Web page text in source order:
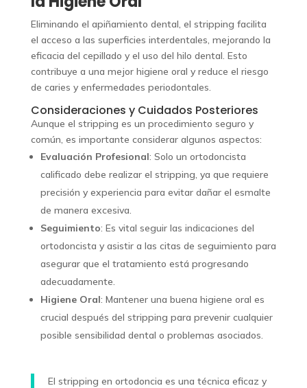
Eliminando el apiñamiento dental, el stripping facilita
el acceso a las superficies interdentales, mejorando la
eficacia del cepillado y el uso del hilo dental. Esto
contribuye a una mejor higiene oral y reduce el riesgo
de caries y enfermedades periodontales.
Consideraciones y Cuidados Posteriores
Aunque el stripping es un procedimiento seguro y
común, es importante considerar algunos aspectos:
Evaluación Profesional: Solo un ortodoncista
calificado debe realizar el stripping, ya que requiere
precisión y experiencia para evitar dañar el esmalte
de manera excesiva.
Seguimiento: Es vital seguir las indicaciones del
ortodoncista y asistir a las citas de seguimiento para
asegurar que el tratamiento está progresando
adecuadamente.
Higiene Oral: Mantener una buena higiene oral es
crucial después del stripping para prevenir cualquier
posible sensibilidad dental o problemas asociados.
El stripping en ortodoncia es una técnica eficaz y